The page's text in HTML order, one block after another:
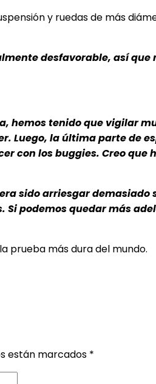
y ruedas de más
desfavorable, así
tenido que vigilar
Luego, la última parte de
con los buggies. Creo que
sido arriesgar
podemos quedar más
prueba más dura del mundo.
están marcados *